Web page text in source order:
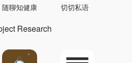
随聊知健康 切切私语
Research